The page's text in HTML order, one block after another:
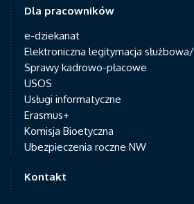
Dla pracowników
e-dziekanat
Elektroniczna legitymacja
Sprawy kadrowo-płacowe
USOS
Usługi informatyczne
Erasmus+
Komisja Bioetyczna
Ubezpieczenia roczne NW
Kontakt